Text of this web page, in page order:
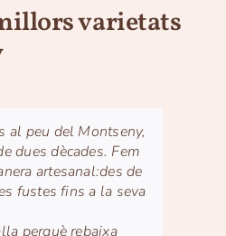
varietats
al peu del Montseny,
dues dècades. Fem
artesanal:des de
fustes fins a la seva
perquè rebaixa